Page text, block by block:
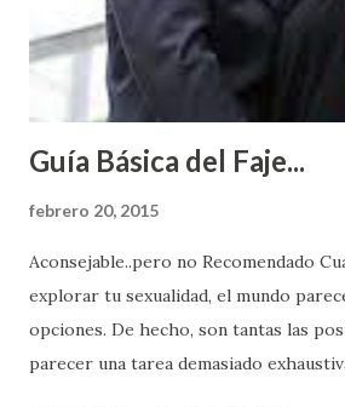
Guía Básica del Faje...
febrero 20, 2015
Aconsejable..pero no Recomendado
explorar tu sexualidad, el mundo
opciones. De hecho, son tantas las
parecer una tarea demasiado